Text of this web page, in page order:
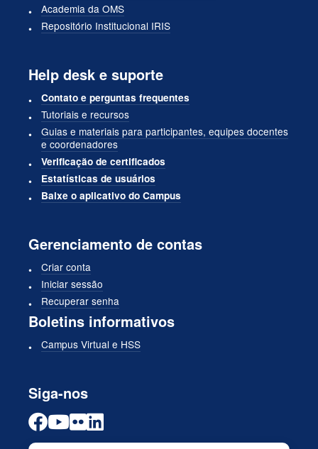
Academia da OMS
Repositório Institucional IRIS
Help desk e suporte
Contato e perguntas frequentes
Tutoriais e recursos
Guias e materiais para participantes, equipes docentes
e coordenadores
Verificação de certificados
Estatísticas de usuários
Baixe o aplicativo do Campus
Gerenciamento de contas
Criar conta
Iniciar sessão
Recuperar senha
Boletins informativos
Campus Virtual e HSS
Siga-nos